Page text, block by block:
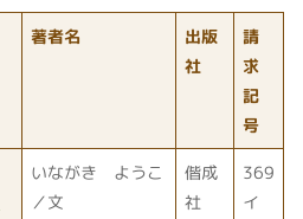
著者名
出版
社
請
求
記
号
いながき ようこ
／文
偕成
社
369
イ